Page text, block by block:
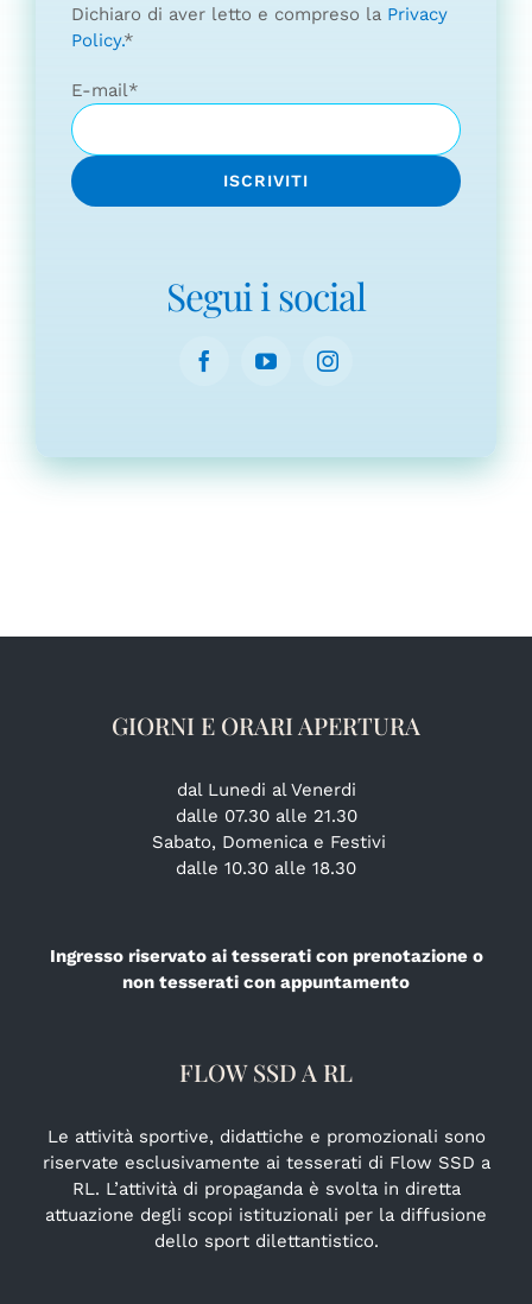
Dichiaro di aver letto e compreso la Privacy
Policy.*
E-mail*
Segui i social
GIORNI E ORARI APERTURA
dal Lunedi al Venerdi
dalle 07.30 alle 21.30
Sabato, Domenica e Festivi
dalle 10.30 alle 18.30
Ingresso riservato ai tesserati con prenotazione o
non tesserati con appuntamento
FLOW SSD A RL
Le attività sportive, didattiche e promozionali sono
riservate esclusivamente ai tesserati di Flow SSD a
RL. L’attività di propaganda è svolta in diretta
attuazione degli scopi istituzionali per la diffusione
dello sport dilettantistico.